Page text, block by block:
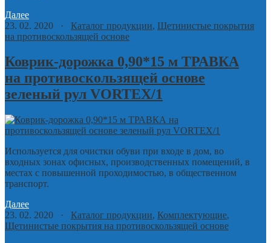
Далее
23. 02. 2020 · Каталог продукции, Щетинистые покрытия
на противоскользящей основе
Коврик-дорожка 0,90*15 м ТРАВКА
на противоскользящей основе
зеленый рул VORTEX/1
Используется для очистки обуви при входе в дом, во
входных зонах офисных, производственных помещений, в
местах с повышенной проходимостью, в общественном
транспорт.
Далее
23. 02. 2020 · Каталог продукции, Комплектующие,
Щетинистые покрытия на противоскользящей основе